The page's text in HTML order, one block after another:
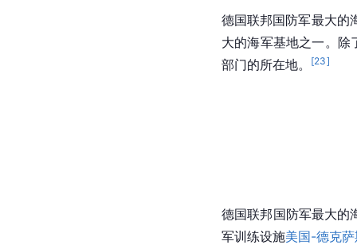
德国联邦国防军最大的
大的海军基地之一。除
部门的所在地。
[23]
德国联邦国防军最大的
军训练设施美国-德克